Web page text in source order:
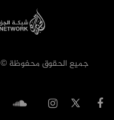
جميع الحقوق محفوظة © 2026 شبكة الجزيرة الاعلامية